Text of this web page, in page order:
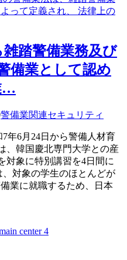
雑踏警備業務及び
備業として認め
…
警備業関連セキュリティ
年6月24日から警備人材育
、韓国慶北専門大学との産
対象に特別講習を4日間に
対象の学生のほとんどが
業に就職するため、日本